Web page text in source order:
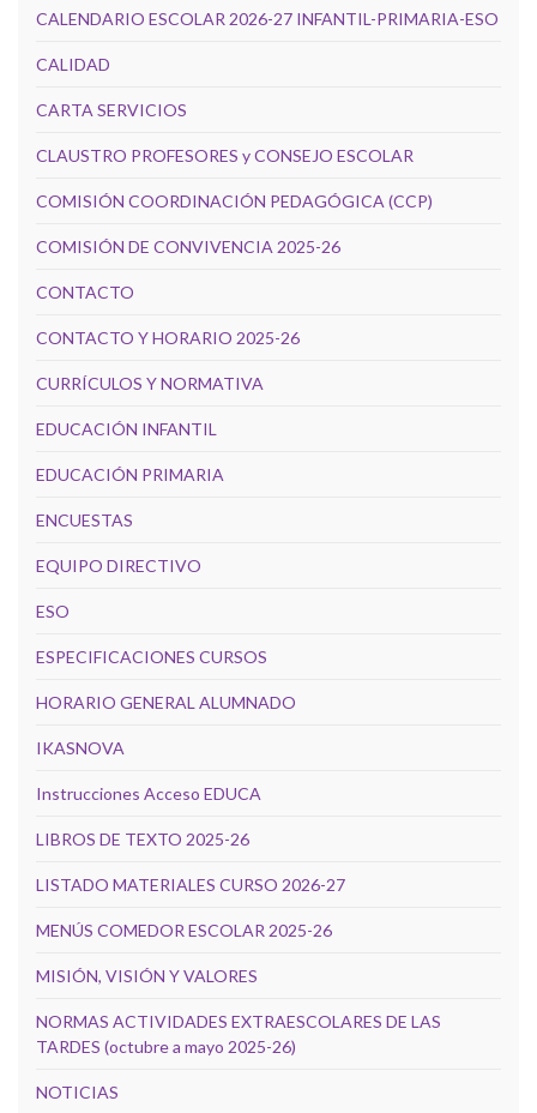
CALENDARIO ESCOLAR 2026-27 INFANTIL-PRIMARIA-ESO
CALIDAD
CARTA SERVICIOS
CLAUSTRO PROFESORES y CONSEJO ESCOLAR
COMISIÓN COORDINACIÓN PEDAGÓGICA (CCP)
COMISIÓN DE CONVIVENCIA 2025-26
CONTACTO
CONTACTO Y HORARIO 2025-26
CURRÍCULOS Y NORMATIVA
EDUCACIÓN INFANTIL
EDUCACIÓN PRIMARIA
ENCUESTAS
EQUIPO DIRECTIVO
ESO
ESPECIFICACIONES CURSOS
HORARIO GENERAL ALUMNADO
IKASNOVA
Instrucciones Acceso EDUCA
LIBROS DE TEXTO 2025-26
LISTADO MATERIALES CURSO 2026-27
MENÚS COMEDOR ESCOLAR 2025-26
MISIÓN, VISIÓN Y VALORES
NORMAS ACTIVIDADES EXTRAESCOLARES DE LAS
TARDES (octubre a mayo 2025-26)
NOTICIAS